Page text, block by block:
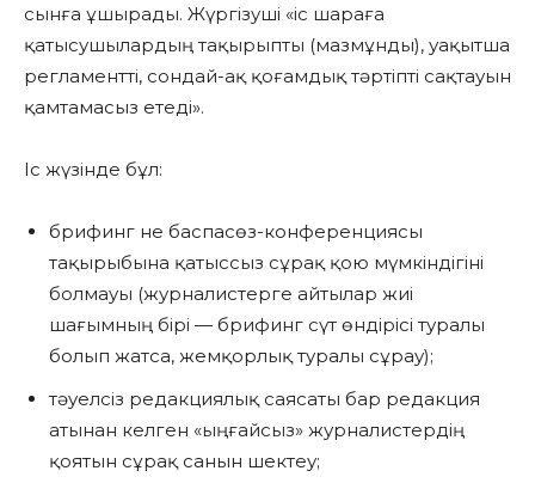
сынға ұшырады. Жүргізуші «іс шараға
қатысушылардың тақырыпты (мазмұнды), уақытша
регламентті, сондай-ақ қоғамдық тәртіпті сақтауын
қамтамасыз етеді».
Іс жүзінде бұл:
брифинг не баспасөз-конференциясы
тақырыбына қатыссыз сұрақ қою мүмкіндігіні
болмауы (журналистерге айтылар жиі
шағымның бірі — брифинг сүт өндірісі туралы
болып жатса, жемқорлық туралы сұрау);
тәуелсіз редакциялық саясаты бар редакция
атынан келген «ыңғайсыз» журналистердің
қоятын сұрақ санын шектеу;